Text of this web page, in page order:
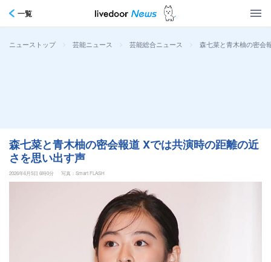
一覧
ニューストップ > 芸能ニュース > 芸能総合ニュース > 森七菜と青木柚の密会
森七菜と青木柚の密会報道 Xでは共演時の距離の近
さを思い出す声
2026年6月5日 6時0分 写真：Smart FLASH